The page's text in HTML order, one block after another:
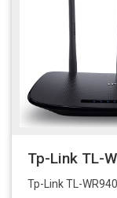
Tp-Link TL-
Tp-Link TL-